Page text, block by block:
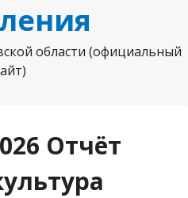
области (официальный
Отчёт